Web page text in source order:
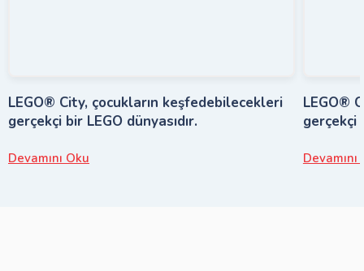
LEGO® City, çocukların keşfedebilecekleri
gerçekçi bir LEGO dünyasıdır.
Devamını Oku
LEGO®
gerçekçi
Devamını